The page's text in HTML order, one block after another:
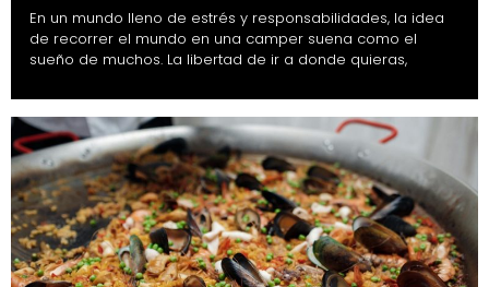
En un mundo lleno de estrés y responsabilidades, la idea
de recorrer el mundo en una camper suena como el
sueño de muchos. La libertad de ir a donde quieras,